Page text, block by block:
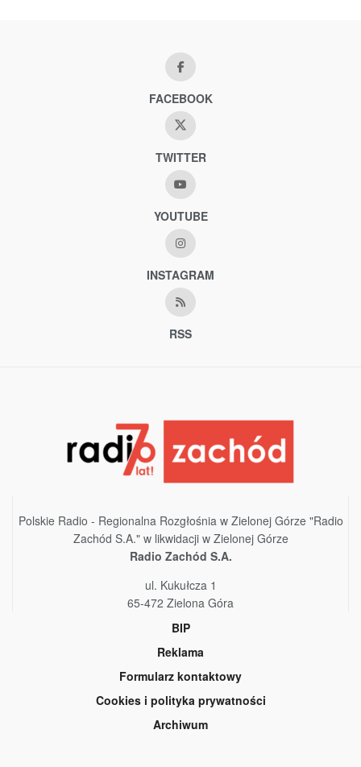
FACEBOOK
TWITTER
YOUTUBE
INSTAGRAM
RSS
Polskie Radio - Regionalna Rozgłośnia w Zielonej Górze "Radio
Zachód S.A." w likwidacji w Zielonej Górze
Radio Zachód S.A.
ul. Kukułcza 1
65-472 Zielona Góra
BIP
Reklama
Formularz kontaktowy
Cookies i polityka prywatności
Archiwum